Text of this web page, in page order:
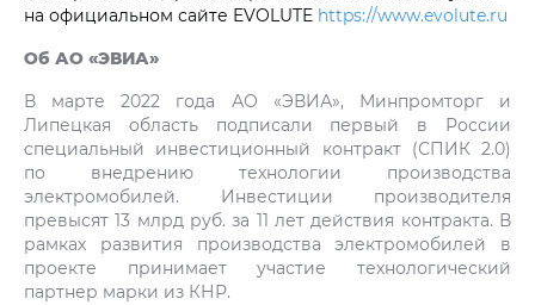
на официальном сайте EVOLUTE https://www.evolute.ru
Об АО «ЭВИА»
В марте 2022 года АО «ЭВИА», Минпромторг и
Липецкая область подписали первый в России
специальный инвестиционный контракт (СПИК 2.0)
по внедрению технологии производства
электромобилей. Инвестиции производителя
превысят 13 млрд руб. за 11 лет действия контракта. В
рамках развития производства электромобилей в
проекте принимает участие технологический
партнер марки из КНР.